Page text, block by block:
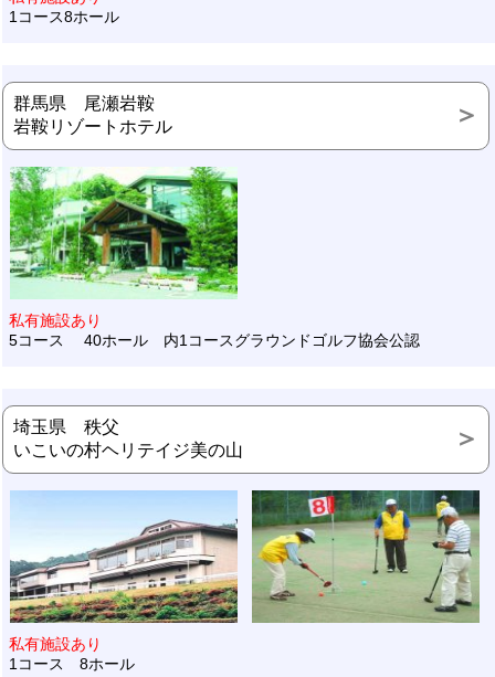
1コース8ホール
群馬県 尾瀬岩鞍
岩鞍リゾートホテル
私有施設あり
5コース 40ホール 内1コースグラウンドゴルフ協会公認
埼玉県 秩父
いこいの村ヘリテイジ美の山
私有施設あり
1コース 8ホール